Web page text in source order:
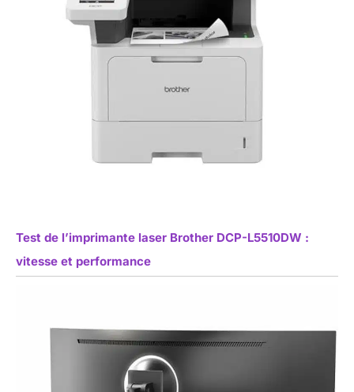
Test de l’imprimante laser Brother DCP-L5510DW :
vitesse et performance